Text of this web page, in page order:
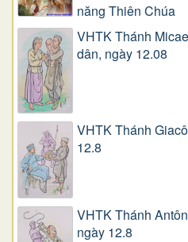
năng Thiên Chúa
VHTK Thánh
dân, ngày 12.08
VHTK Thánh
12.8
VHTK Thánh
ngày 12.8